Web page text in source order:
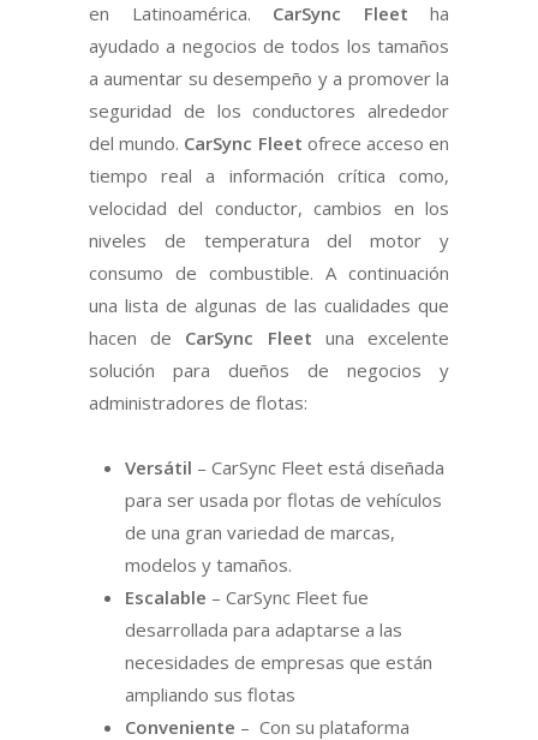
en Latinoamérica. CarSync Fleet ha
ayudado a negocios de todos los tamaños
a aumentar su desempeño y a promover la
seguridad de los conductores alrededor
del mundo. CarSync Fleet ofrece acceso en
tiempo real a información crítica como,
velocidad del conductor, cambios en los
niveles de temperatura del motor y
consumo de combustible. A continuación
una lista de algunas de las cualidades que
hacen de CarSync Fleet una excelente
solución para dueños de negocios y
administradores de flotas:
Versátil – CarSync Fleet está diseñada
para ser usada por flotas de vehículos
de una gran variedad de marcas,
modelos y tamaños.
Escalable – CarSync Fleet fue
desarrollada para adaptarse a las
necesidades de empresas que están
ampliando sus flotas
Conveniente – Con su plataforma